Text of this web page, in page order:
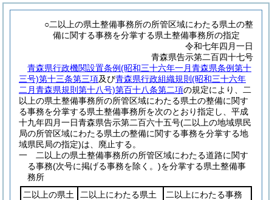
○二以上の県土整備事務所の所管区域にわたる県土の整
備に関する事務を分掌する県土整備事務所の指定
令和七年四月一日
青森県告示第二百四十七号
青森県行政機関設置条例(昭和三十六年一月青森県条例第十
三号)第十三条第三項及び青森県行政組織規則(昭和三十六年
二月青森県規則第十八号)第百十八条第二項の規定により、二
以上の県土整備事務所の所管区域にわたる県土の整備に関す
る事務を分掌する県土整備事務所を次のとおり指定し、平成
十九年四月一日青森県告示第二百六十五号(二以上の地域県民
局の所管区域にわたる県土の整備に関する事務を分掌する地
域県民局の指定)は、廃止する。
一 二以上の県土整備事務所の所管区域にわたる道路に関す
る事務(次号に掲げる事務を除く。)を分掌する県土整備事
務所
二以上の県土
二以上にわたる県土
二以上にわたる事務